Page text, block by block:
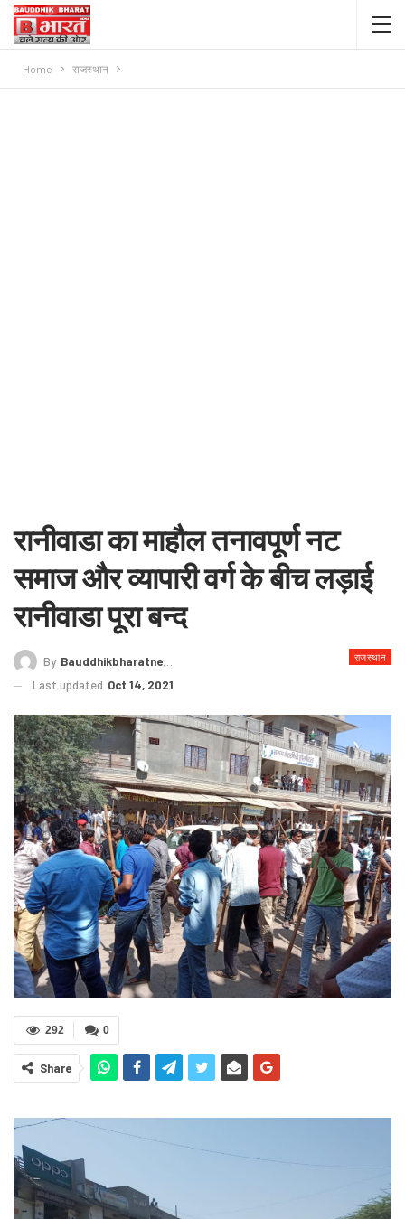
Home राजस्थान
रानीवाडा का माहौल तनावपूर्ण नट
समाज और व्यापारी वर्ग के बीच लड़ाई
रानीवाडा पूरा बन्द
राजस्थान
By Bauddhikbharatnews@gmail.com
Last updated Oct 14, 2021
0
292
Share